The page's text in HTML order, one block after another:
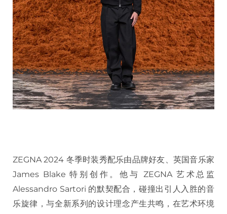
ZEGNA 2024 冬季时装秀配乐由品牌好友、英国音乐家
James Blake 特别创作。他与 ZEGNA 艺术总监
Alessandro Sartori 的默契配合，碰撞出引人入胜的音
乐旋律，与全新系列的设计理念产生共鸣，在艺术环境